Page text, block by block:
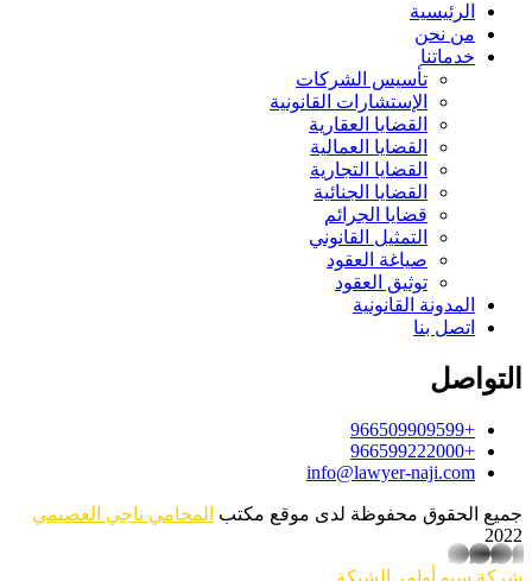
الرئيسية
من نحن
خدماتنا
تأسيس الشركات
الإستشارات القانونية
القضايا العقارية
القضايا العمالية
القضايا التجارية
القضايا الجنائية
قضايا الجرائم
التمثيل القانوني
صياغة العقود
توثيق العقود
المدونة القانونية
اتصل بنا
التواصل
+966509909599
+966599222000
info@lawyer-naji.com
جميع الحقوق محفوظة لدى موقع مكتب المحامي ناجي العصيمي
2022
شركة سيو أوامر الشبكة
whatsapp